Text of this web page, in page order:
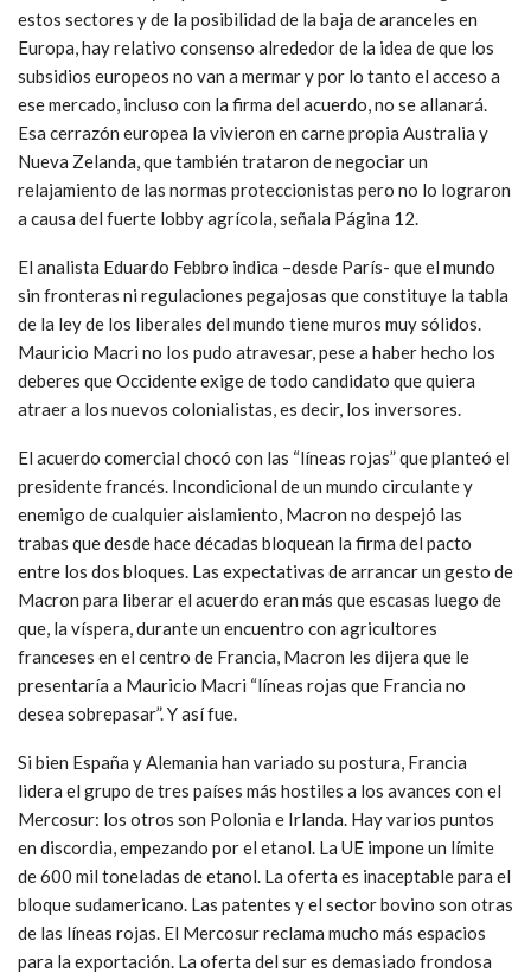
estos sectores y de la posibilidad de la baja de aranceles en
Europa, hay relativo consenso alrededor de la idea de que los
subsidios europeos no van a mermar y por lo tanto el acceso a
ese mercado, incluso con la firma del acuerdo, no se allanará.
Esa cerrazón europea la vivieron en carne propia Australia y
Nueva Zelanda, que también trataron de negociar un
relajamiento de las normas proteccionistas pero no lo lograron
a causa del fuerte lobby agrícola, señala Página 12.
El analista Eduardo Febbro indica –desde París- que el mundo
sin fronteras ni regulaciones pegajosas que constituye la tabla
de la ley de los liberales del mundo tiene muros muy sólidos.
Mauricio Macri no los pudo atravesar, pese a haber hecho los
deberes que Occidente exige de todo candidato que quiera
atraer a los nuevos colonialistas, es decir, los inversores.
El acuerdo comercial chocó con las “líneas rojas” que planteó el
presidente francés. Incondicional de un mundo circulante y
enemigo de cualquier aislamiento, Macron no despejó las
trabas que desde hace décadas bloquean la firma del pacto
entre los dos bloques. Las expectativas de arrancar un gesto de
Macron para liberar el acuerdo eran más que escasas luego de
que, la víspera, durante un encuentro con agricultores
franceses en el centro de Francia, Macron les dijera que le
presentaría a Mauricio Macri “líneas rojas que Francia no
desea sobrepasar”. Y así fue.
Si bien España y Alemania han variado su postura, Francia
lidera el grupo de tres países más hostiles a los avances con el
Mercosur: los otros son Polonia e Irlanda. Hay varios puntos
en discordia, empezando por el etanol. La UE impone un límite
de 600 mil toneladas de etanol. La oferta es inaceptable para el
bloque sudamericano. Las patentes y el sector bovino son otras
de las líneas rojas. El Mercosur reclama mucho más espacios
para la exportación. La oferta del sur es demasiado frondosa